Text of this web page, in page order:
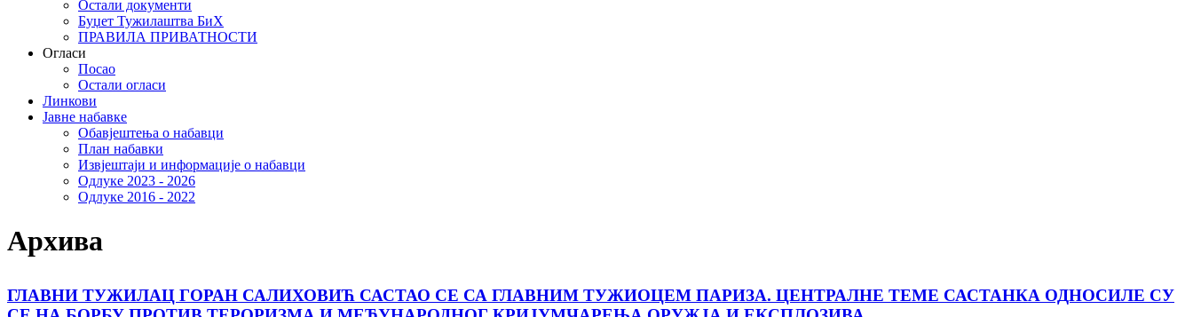
Остали документи
Буџет Тужилаштва БиХ
ПРАВИЛА ПРИВАТНОСТИ
Огласи
Посао
Остали огласи
Линкови
Јавне набавке
Обавјештења о набавци
План набавки
Извјештаји и информације о набавци
Одлуке 2023 - 2026
Одлуке 2016 - 2022
Архива
ГЛАВНИ ТУЖИЛАЦ ГОРАН САЛИХОВИЋ САСТАО СЕ СА ГЛАВНИМ ТУЖИОЦЕМ ПАРИЗА. ЦЕНТРАЛНЕ ТЕМЕ САСТАНКА ОДНОСИЛЕ СУ